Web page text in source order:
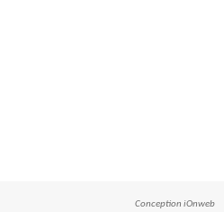
Conception iOnweb